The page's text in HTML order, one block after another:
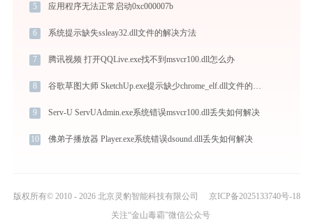
5 应用程序无法正常启动0xc000007b
6 系统提示缺失ssleay32.dll文件的解决方法
7 腾讯视频 打开QQLive.exe找不到msvcr100.dll怎么办
8 谷歌草图大师 SketchUp.exe提示缺少chrome_elf.dll文件的解决办法
9 Serv-U ServUAdmin.exe系统错误msvcr100.dll丢失如何解决
10 佛弟子播放器 Player.exe系统错误dsound.dll丢失如何解决
版权所有© 2010 - 2026 北京灵豹智能科技有限公司
京ICP备2025133740号-18
关注“金山毒霸”微信公众号